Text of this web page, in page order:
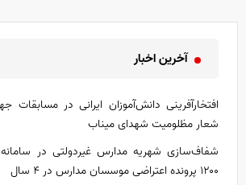
آخرین اخبار
افتخارآفرینی دانش‌آموزان ایرانی در مسابقات
شعار مظلومیت شهدای میناب
شفاف‌سازی شهریه مدارس غیردولتی در
۱۲۰۰ پرونده اعتراضی موسسان مدارس در ۴ سال